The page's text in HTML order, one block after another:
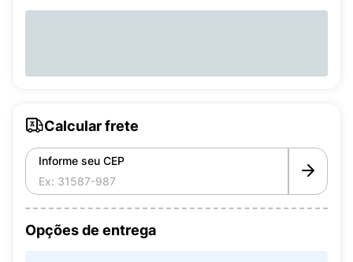
Calcular frete
Informe seu CEP
Opções de entrega